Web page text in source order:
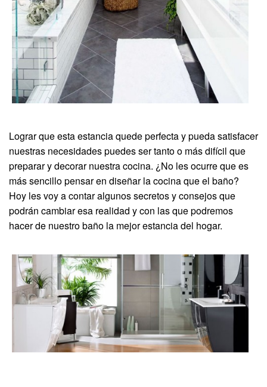
Lograr que esta estancia quede perfecta y pueda satisfacer
nuestras necesidades puedes ser tanto o más difícil que
preparar y decorar nuestra cocina. ¿No les ocurre que es
más sencillo pensar en diseñar la cocina que el baño?
Hoy les voy a contar algunos secretos y consejos que
podrán cambiar esa realidad y con las que podremos
hacer de nuestro baño la mejor estancia del hogar.